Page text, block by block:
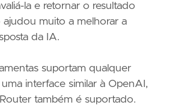
la e retornar o resultado
ajudou muito a melhorar a
da IA.
suportam qualquer
interface similar à OpenAI,
também é suportado.